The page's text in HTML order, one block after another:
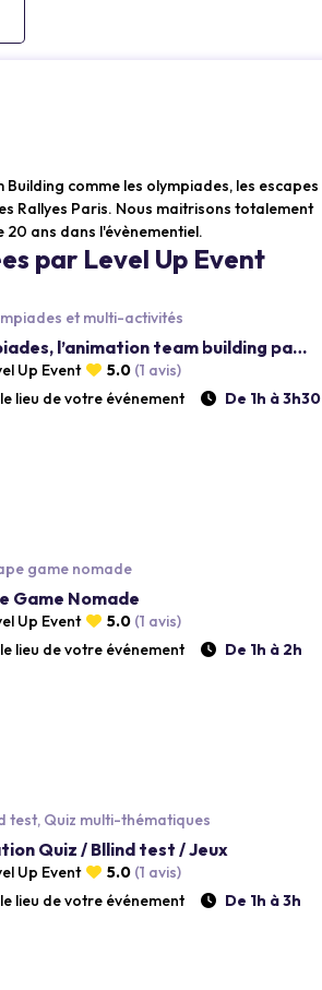
comme les olympiades, les escapes
Rallyes Paris. Nous maitrisons totalement
ans dans l'évènementiel.
par Level Up Event
et multi-activités
Olympiades, l’animation team building par excellence !
Up Event 5.0 (1 avis)
lieu de votre événement
De 1h à 3h30
Loading...
game nomade
Game Nomade
Up Event 5.0 (1 avis)
lieu de votre événement
De 1h à 2h
test, Quiz multi-thématiques
Quiz / Bllind test / Jeux
Up Event 5.0 (1 avis)
lieu de votre événement
De 1h à 3h